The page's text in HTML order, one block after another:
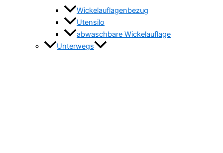
Wickelauflagenbezug
Utensilo
abwaschbare Wickelauflage
Unterwegs